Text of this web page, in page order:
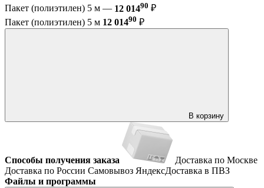
Пакет (полиэтилен) 5 м — 12 01490 ₽
Пакет (полиэтилен) 5 м 12 01490 ₽
В корзину
Способы получения заказа
Доставка по Москве
Доставка по России Самовывоз ЯндексДоставка в ПВЗ
Файлы и программы